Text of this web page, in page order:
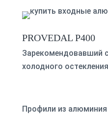
PROVEDAL P400
Зарекомендовавший
холодного остекления
Профили из